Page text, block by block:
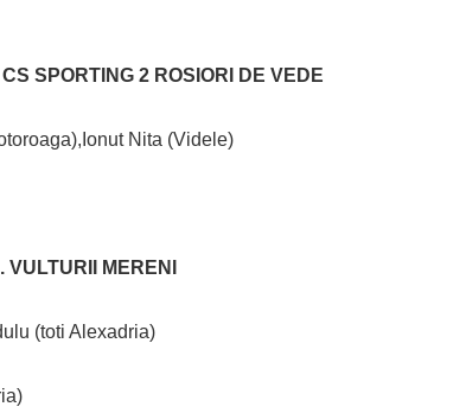
SPORTING 2 ROSIORI DE VEDE
Nita (Videle)
MERENI
(toti Alexadria)